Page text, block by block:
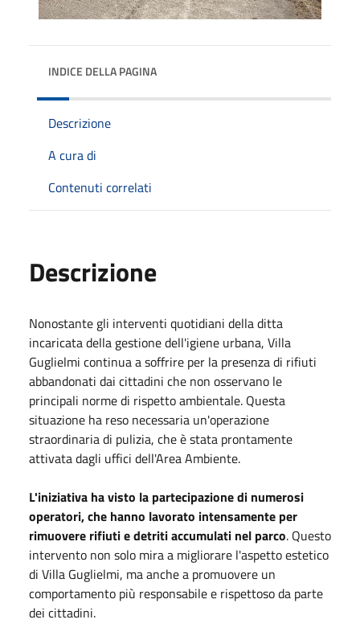
INDICE DELLA PAGINA
Descrizione
A cura di
Contenuti correlati
Descrizione
Nonostante gli interventi quotidiani della ditta
incaricata della gestione dell'igiene urbana, Villa
Guglielmi continua a soffrire per la presenza di rifiuti
abbandonati dai cittadini che non osservano le
principali norme di rispetto ambientale. Questa
situazione ha reso necessaria un'operazione
straordinaria di pulizia, che è stata prontamente
attivata dagli uffici dell'Area Ambiente.
L'iniziativa ha visto la partecipazione di numerosi
operatori, che hanno lavorato intensamente per
rimuovere rifiuti e detriti accumulati nel parco. Questo
intervento non solo mira a migliorare l'aspetto estetico
di Villa Guglielmi, ma anche a promuovere un
comportamento più responsabile e rispettoso da parte
dei cittadini.